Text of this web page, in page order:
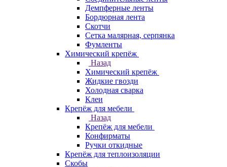
Демпферные ленты
Бордюрная лента
Скотчи
Сетка малярная, серпянка
Фумленты
Химический крепёж
Назад
Химический крепёж
Жидкие гвозди
Холодная сварка
Клеи
Крепёж для мебели
Назад
Крепёж для мебели
Конфирматы
Ручки откидные
Крепёж для теплоизоляции
Скобы